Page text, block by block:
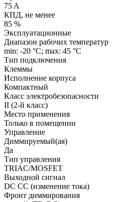
75 A
КПД, не менее
85 %
Эксплуатационные
Диапазон рабочих температур
min: -20 °C; max: 45 °C
Тип подключения
Клеммы
Исполнение корпуса
Компактный
Класс электробезопасности
II (2-й класс)
Место применения
Только в помещении
Управление
Диммируемый(ая)
Да
Тип управления
TRIAC/MOSFET
Выходной сигнал
DC CC (изменение тока)
Фронт диммирования